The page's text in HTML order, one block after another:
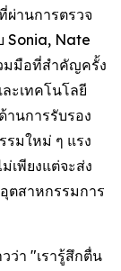
านการตรวจ
Sonia, Nate
มมือที่สำคัญครั้ง
ะเทคโนโลยี
านการรับรอง
มใหม่ ๆ แรง
เพียงแต่จะส่ง
ตสาหกรรมการ
ว่า "เรารู้สึกตื่น